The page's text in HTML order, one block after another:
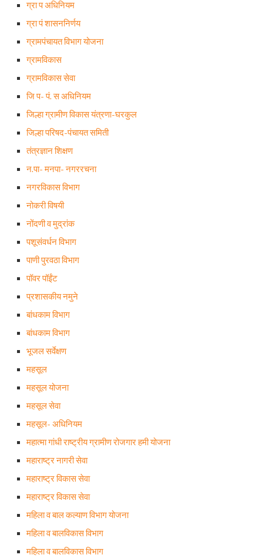
ग्रा प अधिनियम
ग्रा पं शासननिर्णय
ग्रामपंचायत विभाग योजना
ग्रामविकास
ग्रामविकास सेवा
जि प- पं. स अधिनियम
जिल्हा ग्रामीण विकास यंत्रणा-घरकुल
जिल्हा परिषद-पंचायत समिती
तंत्रज्ञान शिक्षण
न.पा- मनपा- नगररचना
नगरविकास विभाग
नोकरी विषयी
नोंदणी व मुद्रांक
पशूसंवर्धन विभाग
पाणी पुरवठा विभाग
पॉवर पॉईंट
प्रशासकीय नमुने
बांधकाम विभाग
बांधकाम विभाग
भूजल सर्वेक्षण
महसूल
महसूल योजना
महसूल सेवा
महसूल- अधिनियम
महात्मा गांधी राष्ट्रीय ग्रामीण रोजगार हमी योजना
महाराष्ट्र नागरी सेवा
महाराष्ट्र विकास सेवा
महाराष्ट्र विकास सेवा
महिला व बाल कल्याण विभाग योजना
महिला व बालविकास विभाग
महिला व बालविकास विभाग